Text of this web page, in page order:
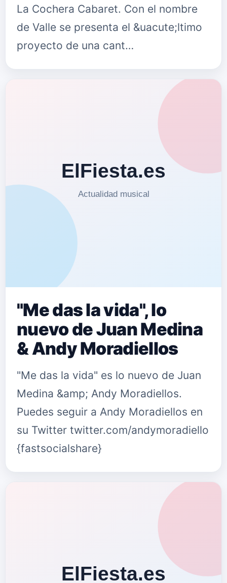
La Cochera Cabaret. Con el nombre
de Valle se presenta el &uacute;ltimo
proyecto de una cant…
"Me das la vida", lo
nuevo de Juan Medina
& Andy Moradiellos
"Me das la vida" es lo nuevo de Juan
Medina &amp; Andy Moradiellos.
Puedes seguir a Andy Moradiellos en
su Twitter twitter.com/andymoradiello
{fastsocialshare}